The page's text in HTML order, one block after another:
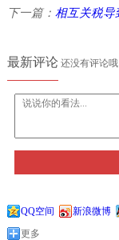
下一篇： 相互关税导致美
最新评论还没有评论哦
QQ空间 新浪微博
更多